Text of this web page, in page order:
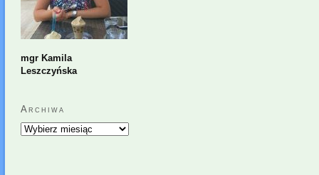
mgr Kamila
Leszczyńska
Archiwa
Archiwa